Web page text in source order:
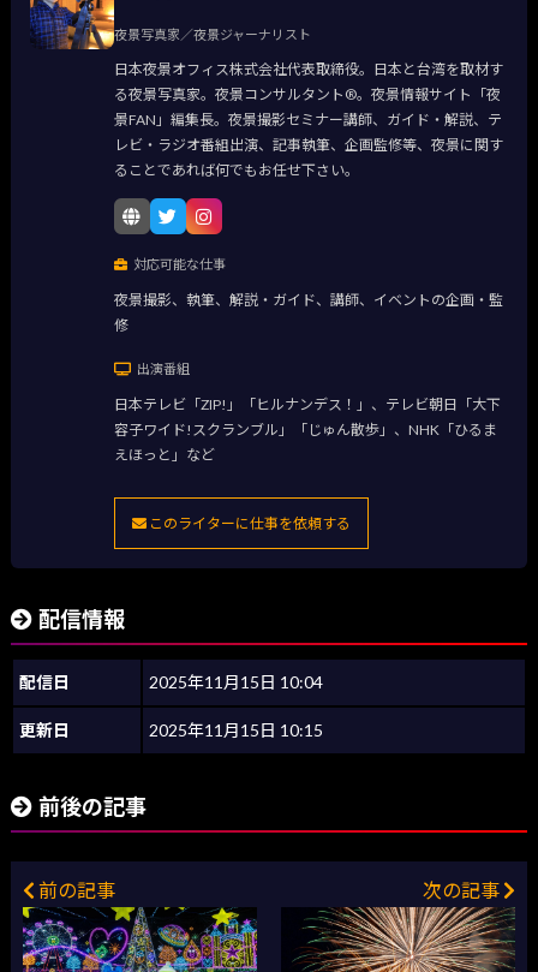
夜景写真家／夜景ジャーナリスト
日本夜景オフィス株式会社代表取締役。日本と台湾を取材す
る夜景写真家。夜景コンサルタント®。夜景情報サイト「夜
景FAN」編集長。夜景撮影セミナー講師、ガイド・解説、テ
レビ・ラジオ番組出演、記事執筆、企画監修等、夜景に関す
ることであれば何でもお任せ下さい。
対応可能な仕事
夜景撮影、執筆、解説・ガイド、講師、イベントの企画・監
修
出演番組
日本テレビ「ZIP!」「ヒルナンデス！」、テレビ朝日「大下
容子ワイド!スクランブル」「じゅん散歩」、NHK「ひるま
えほっと」など
このライターに仕事を依頼する
配信情報
配信日 2025年11月15日 10:04
更新日 2025年11月15日 10:15
前後の記事
前の記事 次の記事